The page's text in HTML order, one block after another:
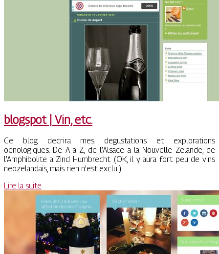
blogspot | Vin, etc.
Ce blog decrira mes degustations et explorations
oenologiques. De A a Z, de l’Alsace a la Nouvelle Zelande, de
l’Amphibolite a Zind Humbrecht. (OK, il y aura fort peu de vins
neozelandais, mais rien n’est exclu.)
Lire la suite